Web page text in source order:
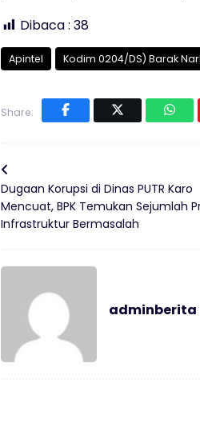
Dibaca : 38
Apintel Kodim 0204/DS) Barak
Share:
Dugaan Korupsi di Dinas PUTR Karo
Mencuat, BPK Temukan Sejumlah
Infrastruktur Bermasalah
adminberita